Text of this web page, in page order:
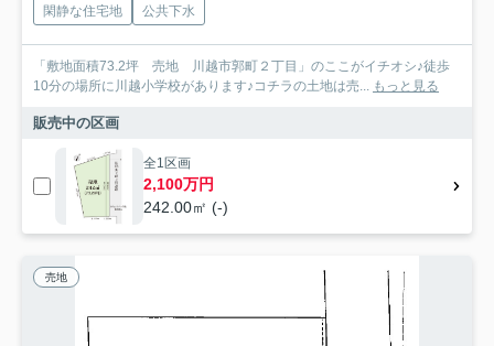
閑静な住宅地 公共下水
「敷地面積73.2坪 売地 川越市郭町２丁目」のここがイチオシ♪徒歩
10分の場所に川越小学校があります♪コチラの土地は売... もっと見る
販売中の区画
全1区画
2,100万円
242.00㎡ (-)
売地